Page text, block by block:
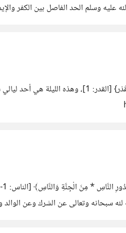
وسلم الحد الفاصل بين الكفر
سورة القدر ما هى ليلة القدر: هي الليلة التي أنزل الله عز وجل فيها
وتعالى عن الشرك وعن الوالد